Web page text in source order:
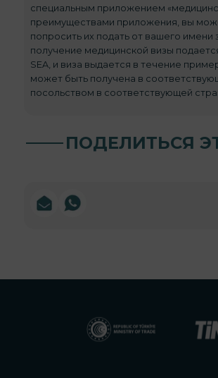
специальным приложением
преимуществами приложения, вы
попросить их подать от вашего имени
получение медицинской визы
SEA, и виза выдается в течение
может быть получена в
посольством в соответствующей
ПОДЕЛИТЬСЯ